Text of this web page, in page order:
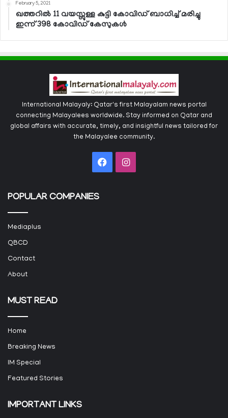
February 5, 2021
ഖത്തറില്‍ 11 വയസ്സുള്ള കുട്ടി കോവിഡ് ബാധിച്ച് മരിച്ചു
ഇന്ന് 398 കോവിഡ് കേസുകള്‍
International Malayaly: Qatar's first Malayalam news portal
connecting Malayalees worldwide. Stay informed on Qatar and
global affairs with accurate, timely, and insightful news tailored for
the Malayalee community.
FacebookInstagram
POPULAR COMPANIES
Mediaplus
QBCD
Contact
About
MUST READ
Home
Breaking News
IM Special
Featured Stories
IMPORTANT LINKS